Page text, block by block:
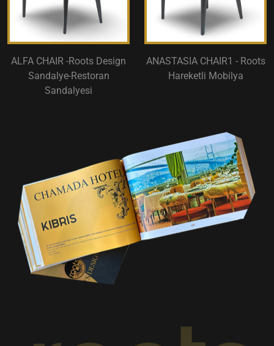
ALFA CHAIR -Roots Design
Sandalye-Restoran
Sandalyesi
ANASTASIA CHAIR1 - Roots
Hareketli Mobilya